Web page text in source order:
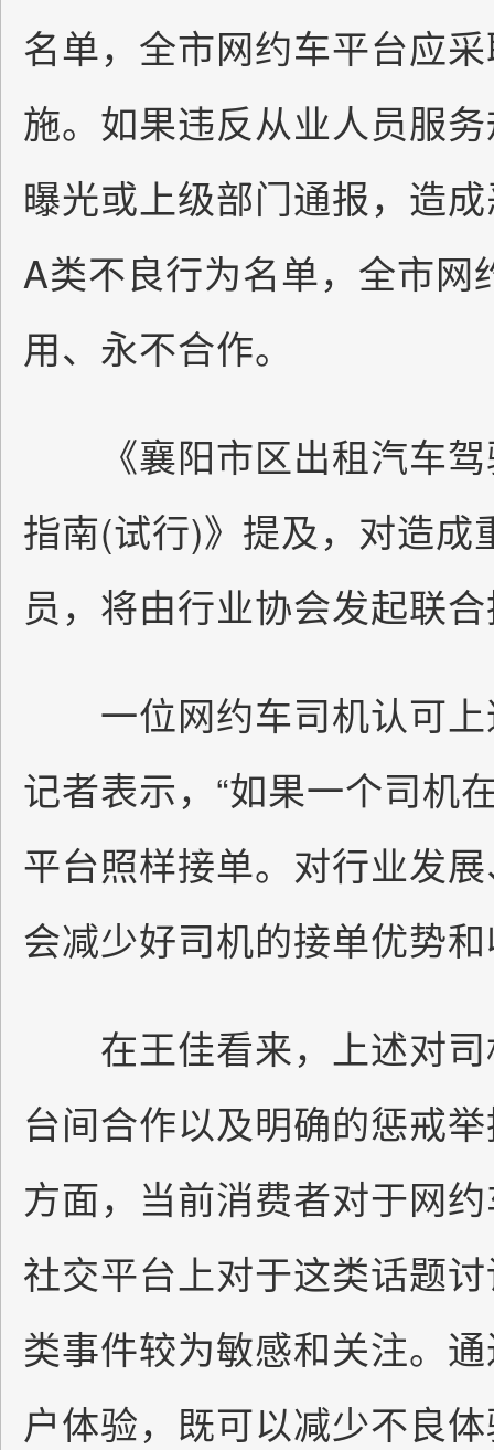
名单，全市网约车平台应
施。如果违反从业人员服
曝光或上级部门通报，造
A类不良行为名单，全市网
用、永不合作。
《襄阳市区出租汽车驾
指南(试行)》提及，对造成
员，将由行业协会发起联
一位网约车司机认可上
记者表示，“如果一个司机
平台照样接单。对行业发
会减少好司机的接单优势
在王佳看来，上述对司
台间合作以及明确的惩戒
方面，当前消费者对于网
社交平台上对于这类话题
类事件较为敏感和关注。
户体验，既可以减少不良